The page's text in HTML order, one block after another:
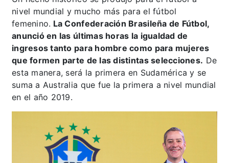
nivel mundial y mucho más para el fútbol
femenino. La Confederación Brasileña de Fútbol,
anunció en las últimas horas la igualdad de
ingresos tanto para hombre como para mujeres
que formen parte de las distintas selecciones. De
esta manera, será la primera en Sudamérica y se
suma a Australia que fue la primera a nivel mundial
en el año 2019.